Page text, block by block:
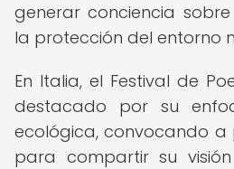
generar conciencia
la protección del entorno
En Italia, el Festival de
destacado por su
ecológica, convocando a
para compartir su